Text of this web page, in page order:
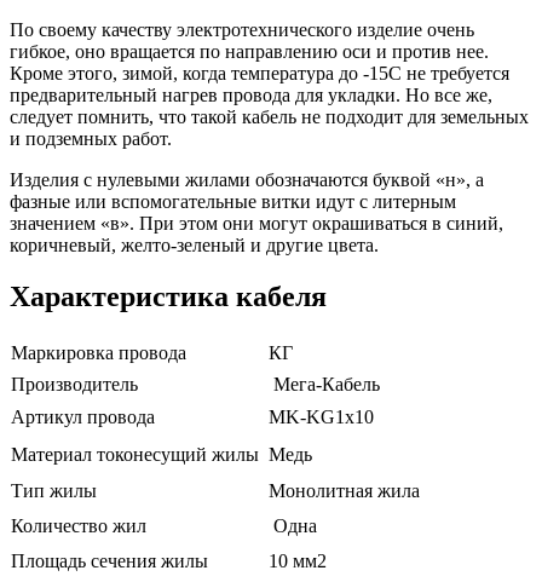
По своему качеству электротехнического изделие очень
гибкое, оно вращается по направлению оси и против нее.
Кроме этого, зимой, когда температура до -15С не требуется
предварительный нагрев провода для укладки. Но все же,
следует помнить, что такой кабель не подходит для земельных
и подземных работ.
Изделия с нулевыми жилами обозначаются буквой «н», а
фазные или вспомогательные витки идут с литерным
значением «в». При этом они могут окрашиваться в синий,
коричневый, желто-зеленый и другие цвета.
Характеристика кабеля
Маркировка провода
КГ
Производитель
Мега-Кабель
Артикул провода
MK-KG1x10
Материал токонесущий жилы Медь
Тип жилы
Монолитная жила
Количество жил
Одна
Площадь сечения жилы
10 мм2